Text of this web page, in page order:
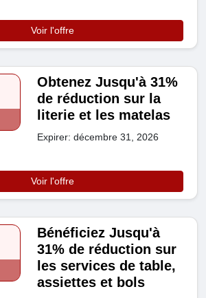
Voir l'offre
Obtenez Jusqu'à 31%
de réduction sur la
literie et les matelas
Expirer: décembre 31, 2026
Voir l'offre
Bénéficiez Jusqu'à
31% de réduction sur
les services de table,
assiettes et bols